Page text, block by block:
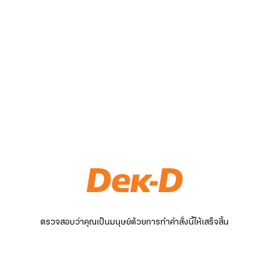
ตรวจสอบว่าคุณเป็นมนุษย์ด้วยการทำคำสั่งนี้ให้เสร็จสิ้น